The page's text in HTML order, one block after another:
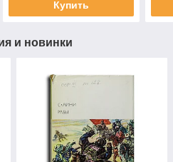
Купить
и новинки